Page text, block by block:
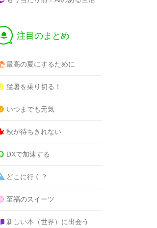
† 注目のまとめ
最高の夏にするために
猛暑を乗り切る！
いつまでも元気
秋が待ちきれない
DXで加速する
どこに行く？
至福のスイーツ
新しい本（世界）に出会う